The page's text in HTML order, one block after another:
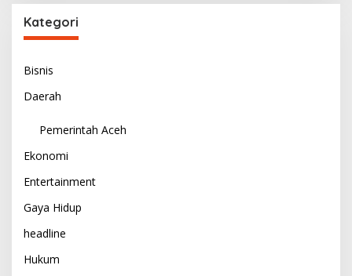
Kategori
Bisnis
Daerah
Pemerintah Aceh
Ekonomi
Entertainment
Gaya Hidup
headline
Hukum